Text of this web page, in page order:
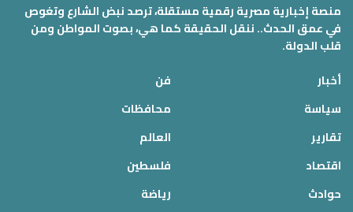
منصة إخبارية مصرية رقمية مستقلة، ترصد نبض الشارع وتغوص
في عمق الحدث.. ننقل الحقيقة كما هي، بصوت المواطن ومن
قلب الدولة.
أخبار
سياسة
تقارير
اقتصاد
حوادث
فن
محافظات
العالم
فلسطين
رياضة